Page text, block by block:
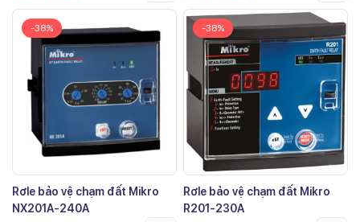
-38%
Rơle bảo vệ chạm đất Mikro
NX201A-240A
-38%
Rơle bảo vệ chạm đất Mikro
R201-230A